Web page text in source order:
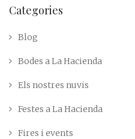
Categories
Blog
Bodes a La Hacienda
Els nostres nuvis
Festes a La Hacienda
Fires i events